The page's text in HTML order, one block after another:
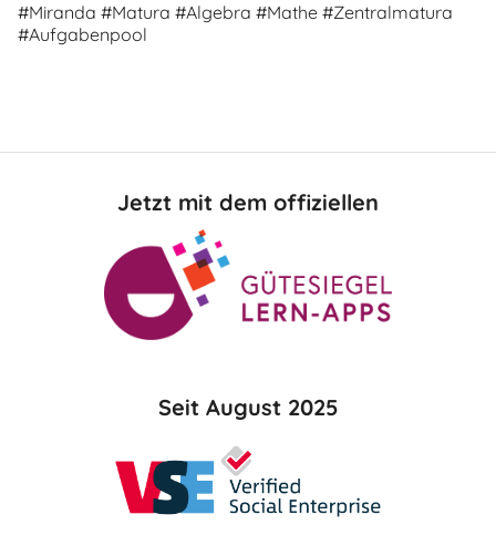
#Miranda #Matura #Algebra #Mathe #Zentralmatura
#Aufgabenpool
Jetzt mit dem offiziellen
Seit August 2025